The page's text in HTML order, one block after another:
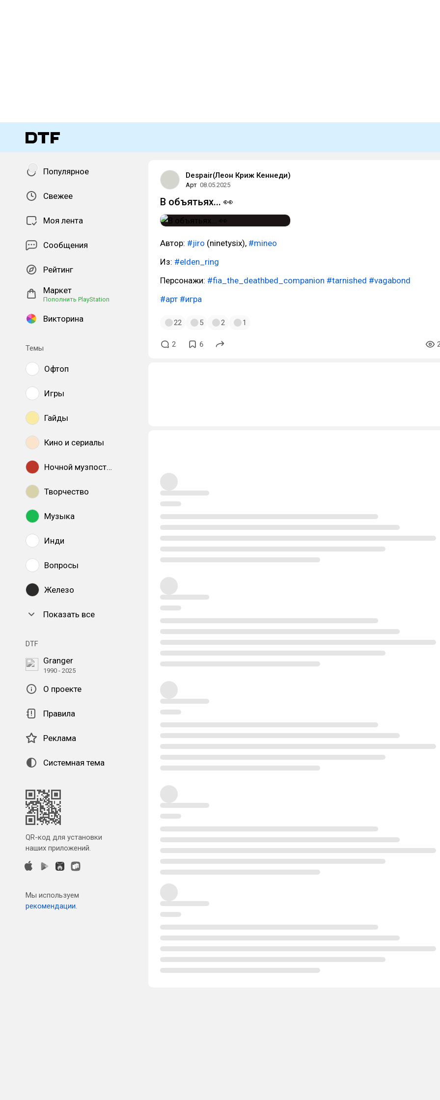
Популярное
Свежее
Моя лента
Сообщения
Рейтинг
Маркет
Пополнить PlayStation
Викторина
Темы
Офтоп
Игры
Гайды
Кино и сериалы
Ночной музпостинг
Творчество
Музыка
Инди
Вопросы
Железо
Показать все
DTF
Granger
1990 - 2025
О проекте
Правила
Реклама
Системная тема
QR-код для установки
наших приложений.
Мы используем
рекомендации.
Despair(Леон Криж Кеннеди)
Арт 08.05.2025
В объятьях... 👀
Автор: #jiro (ninetysix), #mineo
Из: #elden_ring
Персонажи: #fia_the_deathbed_companion #tarnished #vagabond
#арт #игра
22 5 2 1
2 6